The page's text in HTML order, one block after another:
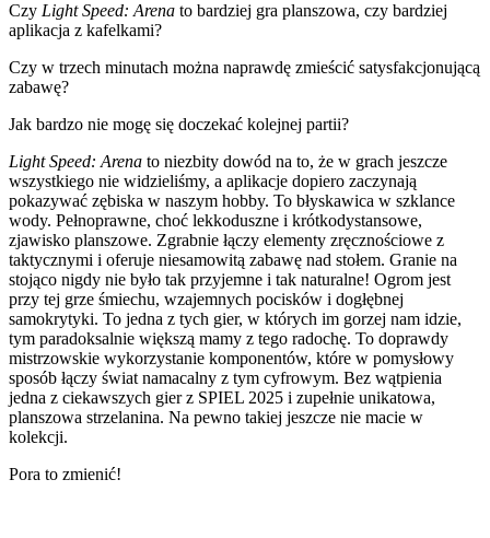
Czy Light Speed: Arena to bardziej gra planszowa, czy bardziej
aplikacja z kafelkami?
Czy w trzech minutach można naprawdę zmieścić satysfakcjonującą
zabawę?
Jak bardzo nie mogę się doczekać kolejnej partii?
Light Speed: Arena to niezbity dowód na to, że w grach jeszcze
wszystkiego nie widzieliśmy, a aplikacje dopiero zaczynają
pokazywać zębiska w naszym hobby. To błyskawica w szklance
wody. Pełnoprawne, choć lekkoduszne i krótkodystansowe,
zjawisko planszowe. Zgrabnie łączy elementy zręcznościowe z
taktycznymi i oferuje niesamowitą zabawę nad stołem. Granie na
stojąco nigdy nie było tak przyjemne i tak naturalne! Ogrom jest
przy tej grze śmiechu, wzajemnych pocisków i dogłębnej
samokrytyki. To jedna z tych gier, w których im gorzej nam idzie,
tym paradoksalnie większą mamy z tego radochę. To doprawdy
mistrzowskie wykorzystanie komponentów, które w pomysłowy
sposób łączy świat namacalny z tym cyfrowym. Bez wątpienia
jedna z ciekawszych gier z SPIEL 2025 i zupełnie unikatowa,
planszowa strzelanina. Na pewno takiej jeszcze nie macie w
kolekcji.
Pora to zmienić!